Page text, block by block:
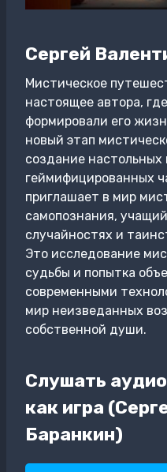
Сергей
Мистическое
настоящее автора,
формировали его
новый этап
создание настольных
геймифицированных
приглашает в мир
самопознания,
случайностях и
Это исследование
судьбы и попытка
современными
мир неизведанных
собственной души.
Слушать
как игра
Баранкин)